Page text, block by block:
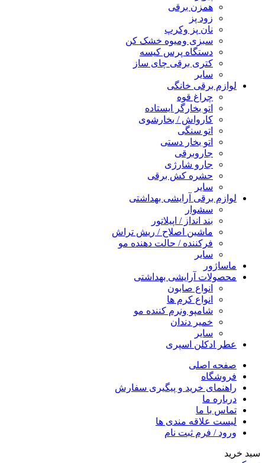
همزن برقی
زود پز
نان پز وکرپ
سبزی ومیوه خشک کن
دستگاه پرس کیسه
کتری برقی چای ساز
سایر
لوازم برقی خانگی
چراغ قوه
اتو بخارگر ایستاده
کارواش / بخارشوی
اتو سنگی
اتو بخار دستی
جاروبرقی
جارو شارژی
حشره کش برقی
سایر
لوازم برقی آرایشی بهداشتی
سشوار
بند انداز / اپیلاتور
ماشین اصلاح / ریش تراش
فرکننده / حالت دهنده مو
سایر
ماساژور
محصولات آرایشی بهداشتی
انواع صابون
انواع کرم ها
شامپو ونرم کننده مو
خمیر دندان
سایر
عطر ادکلن اسپری
صفحه اصلی
فروشگاه
راهنمای خرید و پیگیری سفارش
درباره ما
تماس با ما
لیست علاقه مندی ها
ورود / فرم ثبت نام
سبد خرید